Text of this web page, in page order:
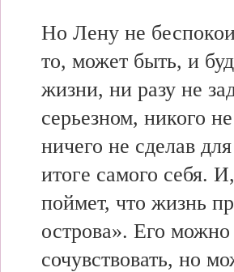
Но Лену не
то, может быть, и
жизни, ни разу не
серьезном, никого
ничего не сделав
итоге самого себя.
поймет, что жизнь
острова». Его
сочувствовать, но